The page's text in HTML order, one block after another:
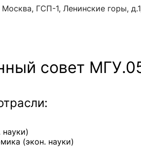
Москва, ГСП-1, Ленинские горы,
совет
(экон. науки)